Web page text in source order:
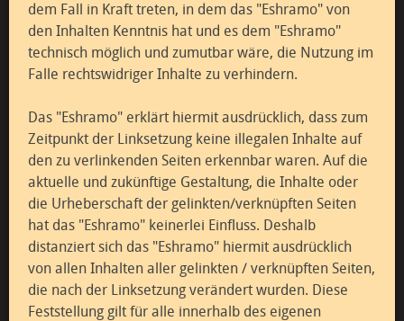
dem Fall in Kraft treten, in dem das "Eshramo" von
den Inhalten Kenntnis hat und es dem "Eshramo"
technisch möglich und zumutbar wäre, die Nutzung im
Falle rechtswidriger Inhalte zu verhindern.
Das "Eshramo" erklärt hiermit ausdrücklich, dass zum
Zeitpunkt der Linksetzung keine illegalen Inhalte auf
den zu verlinkenden Seiten erkennbar waren. Auf die
aktuelle und zukünftige Gestaltung, die Inhalte oder
die Urheberschaft der gelinkten/verknüpften Seiten
hat das "Eshramo" keinerlei Einfluss. Deshalb
distanziert sich das "Eshramo" hiermit ausdrücklich
von allen Inhalten aller gelinkten / verknüpften Seiten,
die nach der Linksetzung verändert wurden. Diese
Feststellung gilt für alle innerhalb des eigenen